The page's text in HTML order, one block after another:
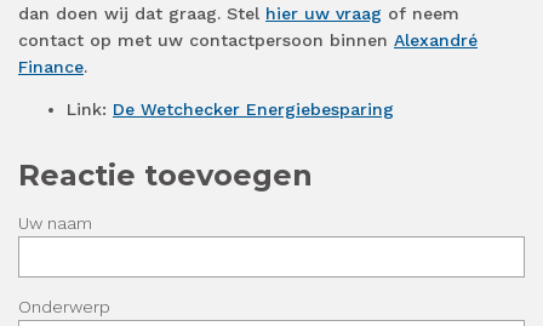
dan doen wij dat graag. Stel hier uw vraag of neem
contact op met uw contactpersoon binnen Alexandré
Finance.
Link: De Wetchecker Energiebesparing
Reactie toevoegen
Uw naam
Onderwerp